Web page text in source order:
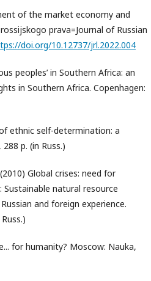
of the market economy and
prava=Journal of Russian
doi.org/10.12737/jrl.2022.004
peoples’ in Southern Africa: an
in Southern Africa. Copenhagen:
ethnic self-determination: a
p. (in Russ.)
Global crises: need for
natural resource
and foreign experience.
for humanity? Moscow: Nauka,